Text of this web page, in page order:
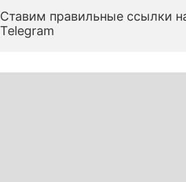
Ставим правильные ссылки
Telegram